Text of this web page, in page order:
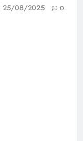
25/08/2025 0